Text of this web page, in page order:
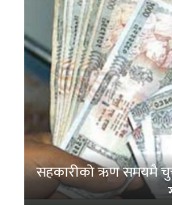
सहकारीको ऋण समयमै